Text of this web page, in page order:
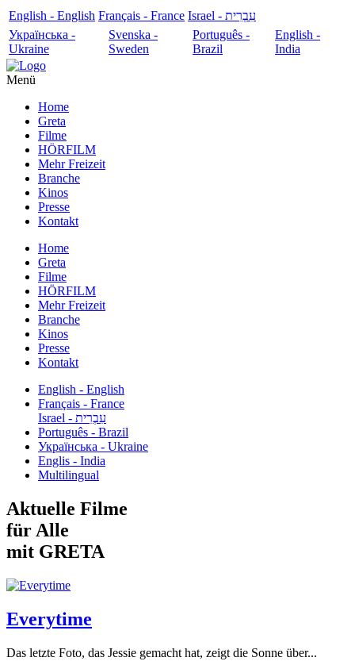
English - English Français - France
עִבְרִית - Israel
Українська -
Ukraine
Svenska -
Sweden
Português -
Brazil
English -
India
Menü
Home
Greta
Filme
HÖRFILM
Mehr Freizeit
Branche
Kinos
Presse
Kontakt
Home
Greta
Filme
HÖRFILM
Mehr Freizeit
Branche
Kinos
Presse
Kontakt
English - English
Français - France
עִבְרִית - Israel
Português - Brazil
Українська - Ukraine
Englis - India
Multilingual
Aktuelle Filme
für Alle
mit GRETA
Everytime
Das letzte Foto, das Jessie gemacht hat, zeigt die Sonne über...